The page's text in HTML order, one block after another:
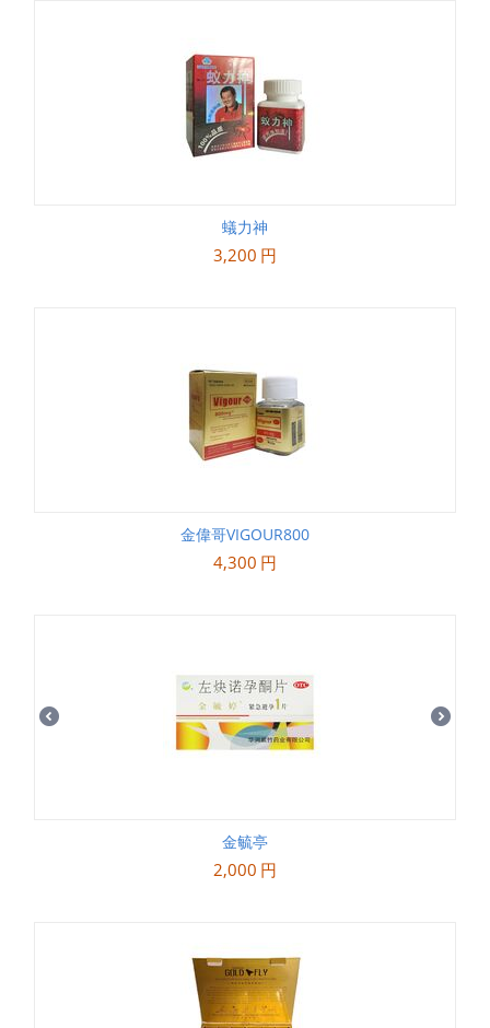
蟻力神
3,200 円
金偉哥VIGOUR800
4,300 円
金毓亭
2,000 円